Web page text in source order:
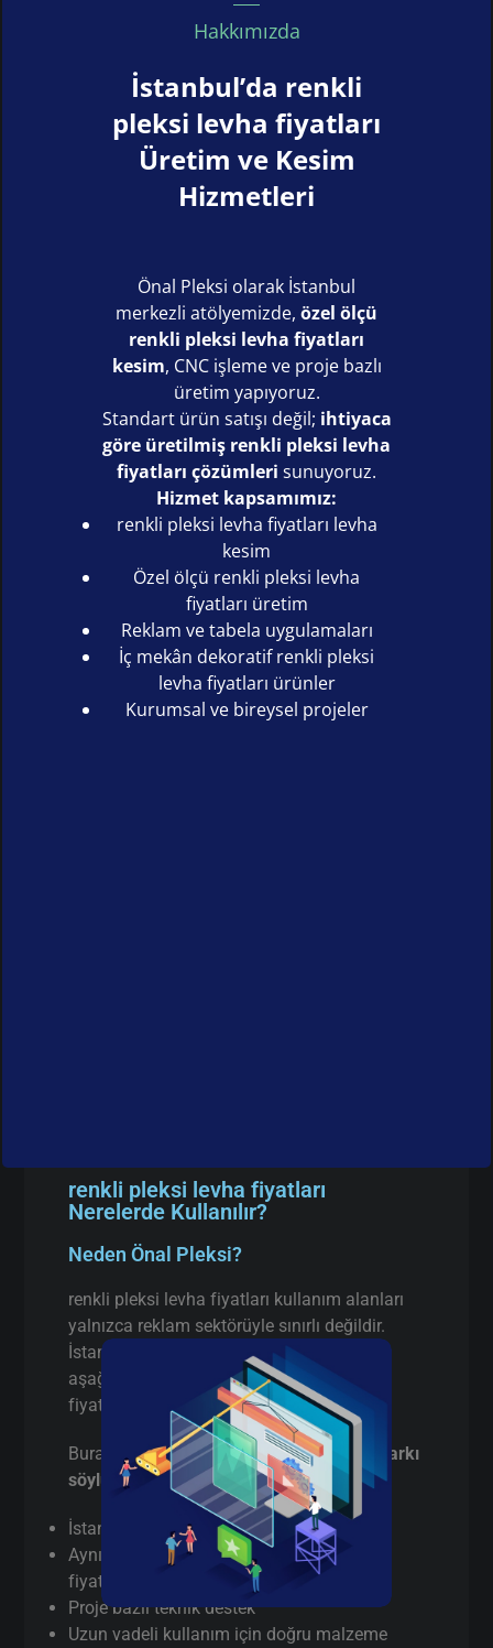
Hakkımızda
İstanbul’da renkli
pleksi levha fiyatları
Üretim ve Kesim
Hizmetleri
Önal Pleksi olarak İstanbul
merkezli atölyemizde, özel ölçü
renkli pleksi levha fiyatları
kesim, CNC işleme ve proje bazlı
üretim yapıyoruz.
Standart ürün satışı değil; ihtiyaca
göre üretilmiş renkli pleksi levha
fiyatları çözümleri sunuyoruz.
Hizmet kapsamımız:
renkli pleksi levha fiyatları levha
kesim
Özel ölçü renkli pleksi levha
fiyatları üretim
Reklam ve tabela uygulamaları
İç mekân dekoratif renkli pleksi
levha fiyatları ürünler
Kurumsal ve bireysel projeler
renkli pleksi levha fiyatları
Nerelerde Kullanılır?
Neden Önal Pleksi?
renkli pleksi levha fiyatları kullanım alanları
yalnızca reklam sektörüyle sınırlı değildir.
İstanbul’da faaliyet gösteren birçok firma
aşağıdaki alanlarda renkli pleksi levha
fiyatları tercih etmektedir:
Burada pazarlama yapmıyorum,gerçek farkı
söylüyorum:
İstanbul’da gerçek üretici (aracı değil)
Aynı gün / hızlı terminli renkli pleksi levha
fiyatları kesim
Proje bazlı teknik destek
Uzun vadeli kullanım için doğru malzeme